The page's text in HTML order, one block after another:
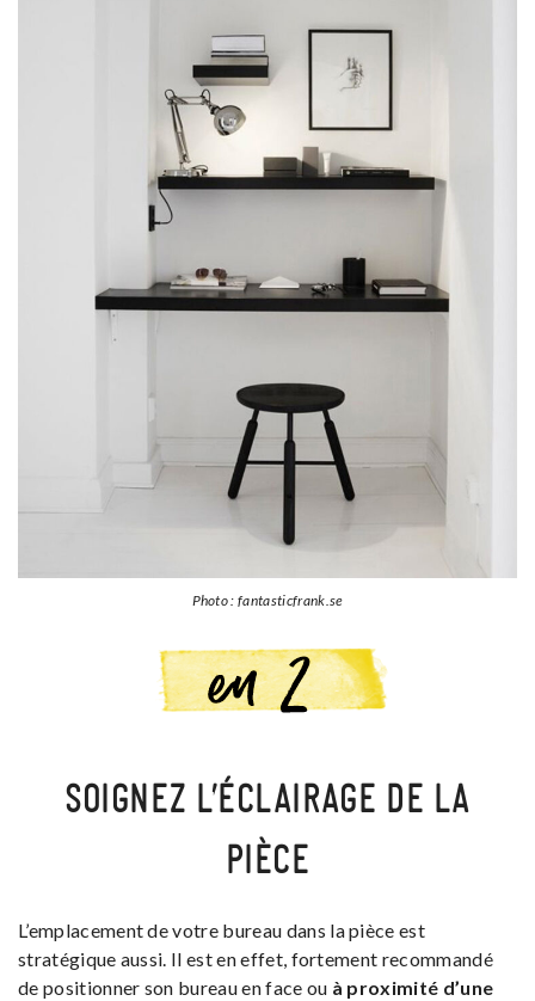
Photo : fantasticfrank.se
SOIGNEZ L’ÉCLAIRAGE DE LA
PIÈCE
L’emplacement de votre bureau dans la pièce est
stratégique aussi. Il est en effet, fortement recommandé
de positionner son bureauen face ou à proximité d’une